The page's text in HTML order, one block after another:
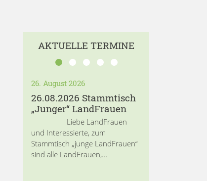
AKTUELLE TERMINE
26. August 2026
26.08.2026 Stammtisch
„Junger“ LandFrauen
Liebe LandFrauen
und Interessierte, zum
Stammtisch „junge LandFrauen“
sind alle LandFrauen,...